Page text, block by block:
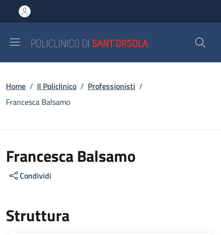
al contenuto principale
to footer content
Briciole di pane
Home / Il Policlinico / Professionisti /
Francesca Balsamo
Francesca Balsamo
Condividi
Struttura